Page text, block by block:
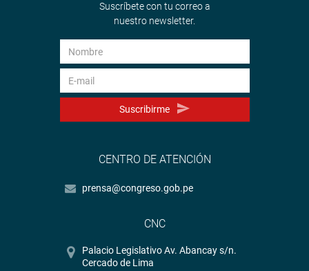
Suscríbete con tu correo a
nuestro newsletter.
Suscribirme
CENTRO DE ATENCIÓN
prensa@congreso.gob.pe
CNC
Palacio Legislativo Av. Abancay s/n.
Cercado de Lima